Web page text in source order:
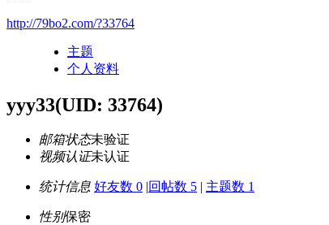
http://79bo2.com/?33764
主题
个人资料
yyy33(UID: 33764)
邮箱状态未验证
视频认证未认证
统计信息 好友数 0 |回帖数 5 | 主题数 1
性别保密